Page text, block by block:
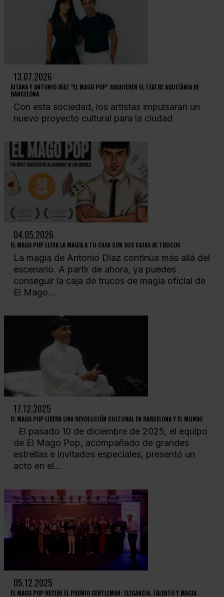
13.07.2026
AITANA Y ANTONIO DÍAZ "EL MAGO POP" ADQUIEREN EL TEATRE AQUITÀNIA DE
BARCELONA
Con esta sociedad, los artistas impulsaran un
nuevo proyecto cultural para la ciudad
04.05.2026
EL MAGO POP LLEVA LA MAGIA A TU CASA CON SUS CAJAS DE TRUCOS
La magia de Antonio Díaz continúa más allá del
escenario. A partir de ahora, ya puedes
conseguir la caja de trucos de magia oficial de
El Mago...
17.12.2025
EL MAGO POP LIDERA UNA REVOLUCIÓN CULTURAL EN BARCELONA Y EL MUNDO
El pasado 10 de diciembre de 2025, el equipo
de El Mago Pop, acompañado de grandes
estrellas e invitados especiales, presentó un
acto en el...
05.12.2025
EL MAGO POP RECIBE EL PREMIO GENTLEMAN: ELEGANCIA, TALENTO Y MAGIA